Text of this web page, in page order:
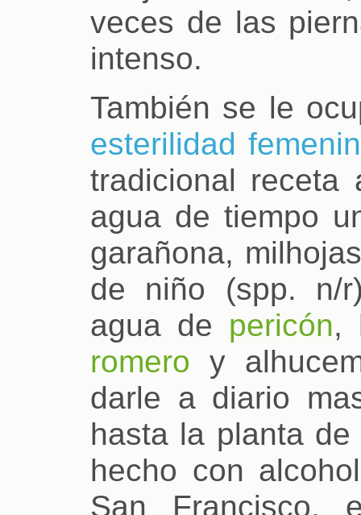
veces de las
intenso.
También se le
esterilidad
tradicional receta
agua de tiempo
garañona,
de niño (spp. n/
agua de pericón,
romero y
darle a diario
hasta la planta
hecho con
San